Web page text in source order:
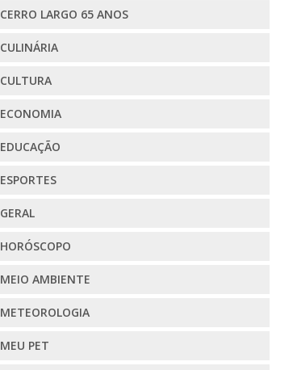
CERRO LARGO 65 ANOS
CULINÁRIA
CULTURA
ECONOMIA
EDUCAÇÃO
ESPORTES
GERAL
HORÓSCOPO
MEIO AMBIENTE
METEOROLOGIA
MEU PET